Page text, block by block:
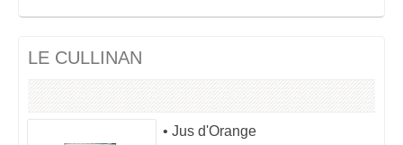
LE CULLINAN
• Jus d'Orange